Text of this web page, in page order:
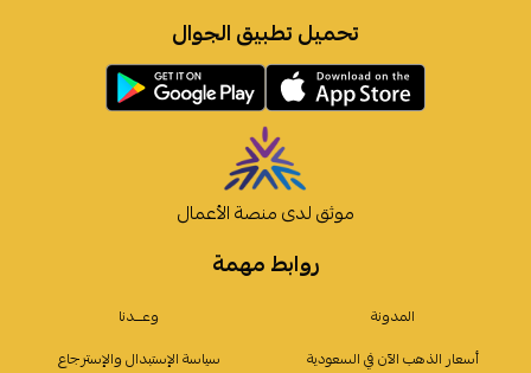
روابط مهمة
المدونة
وعـــدنا
أسعار الذهب الآن في السعودية
سياسة الإستبدال والإسترجاع
تحميل تطبيق الجوال
موثق لدى منصة الأعمال